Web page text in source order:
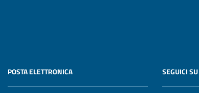
POSTA ELETTRONICA SEGUICI SU